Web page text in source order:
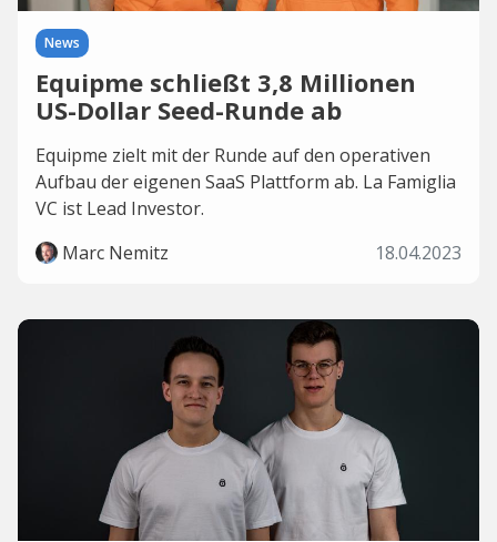
News
Equipme schließt 3,8 Millionen
US-Dollar Seed-Runde ab
Equipme zielt mit der Runde auf den operativen
Aufbau der eigenen SaaS Plattform ab. La Famiglia
VC ist Lead Investor.
Marc Nemitz
18.04.2023